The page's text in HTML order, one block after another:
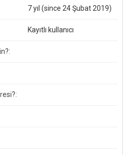
7 yıl (since 24 Şubat 2019)
Kayıtlı kullanıcı